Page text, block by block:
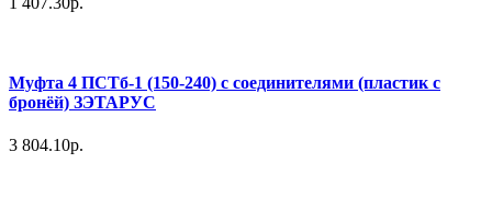
Муфта 4 ПСТб-1 (150-240) с соединителями (пластик с
бронёй) ЗЭТАРУС
3 804.10р.